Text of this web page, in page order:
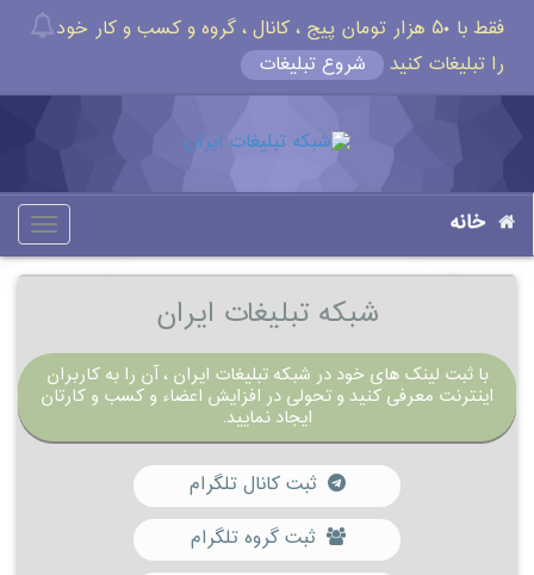
فقط با ۵۰ هزار تومان پیج ، کانال ، گروه و کسب و کار خود
را تبلیغات کنید
شروع تبلیغات
خانه
شبکه تبلیغات ایران
با ثبت لینک های خود در شبکه تبلیغات ایران ، آن را به کاربران
اینترنت معرفی کنید و تحولی در افزایش اعضاء و کسب و کارتان
ایجاد نمایید.
ثبت کانال تلگرام
ثبت گروه تلگرام